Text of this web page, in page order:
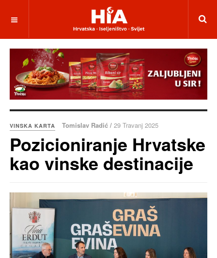
VINSKA KARTA Tomislav Radić / 29 Travanj 2025
Pozicioniranje Hrvatske
kao vinske destinacije